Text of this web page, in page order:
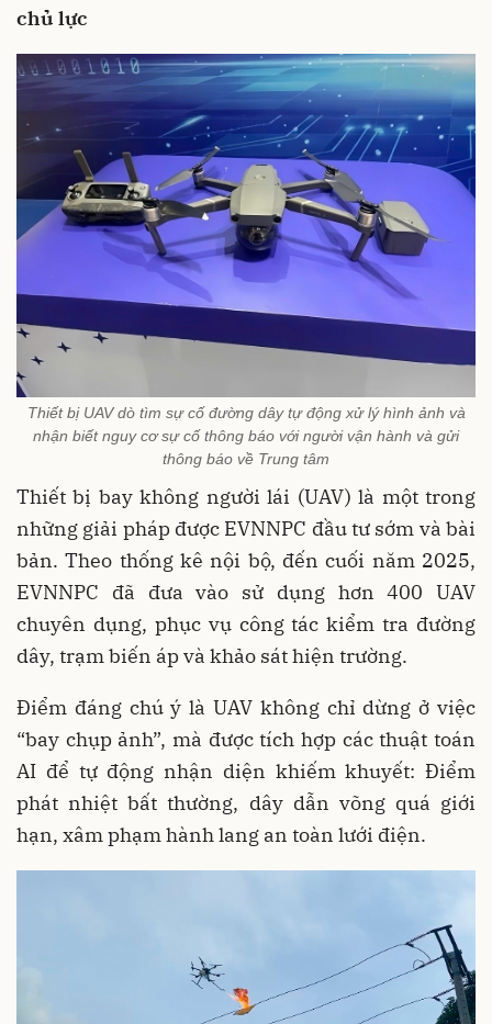
chủ lực
Thiết bị UAV dò tìm sự cố đường dây tự động xử lý hình ảnh và
nhận biết nguy cơ sự cố thông báo với người vận hành và gửi
thông báo về Trung tâm
Thiết bị bay không người lái (UAV) là một trong
những giải pháp được EVNNPC đầu tư sớm và bài
bản. Theo thống kê nội bộ, đến cuối năm 2025,
EVNNPC đã đưa vào sử dụng hơn 400 UAV
chuyên dụng, phục vụ công tác kiểm tra đường
dây, trạm biến áp và khảo sát hiện trường.
Điểm đáng chú ý là UAV không chỉ dừng ở việc
“bay chụp ảnh”, mà được tích hợp các thuật toán
AI để tự động nhận diện khiếm khuyết: Điểm
phát nhiệt bất thường, dây dẫn võng quá giới
hạn, xâm phạm hành lang an toàn lưới điện.